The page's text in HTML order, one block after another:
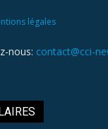
légales
nous: contact@cci-